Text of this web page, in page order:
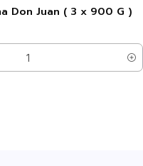
Don Juan ( 3 x 900 G )